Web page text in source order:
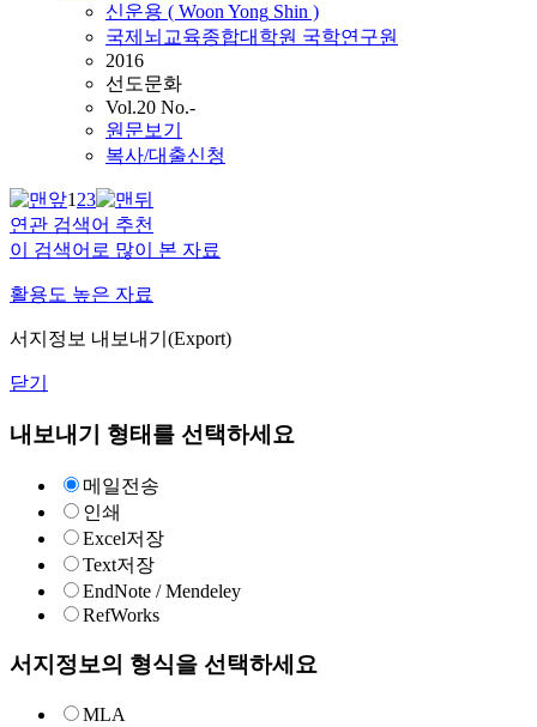
신운용 ( WoonYong Shin )
국제뇌교육종합대학원 국학연구원
2016
선도문화
Vol.20 No.-
원문보기
복사/대출신청
123
연관 검색어 추천
이 검색어로 많이 본 자료
활용도 높은 자료
서지정보 내보내기(Export)
닫기
내보내기 형태를 선택하세요
메일전송
인쇄
Excel저장
Text저장
EndNote / Mendeley
RefWorks
서지정보의 형식을 선택하세요
MLA